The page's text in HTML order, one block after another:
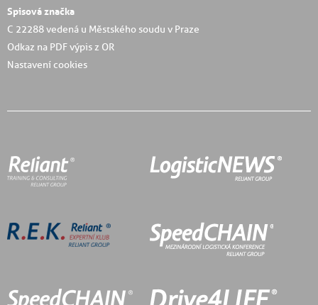
Spisová značka
C 22288 vedená u Městského soudu v Praze
Odkaz na PDF výpis z OR
Nastavení cookies